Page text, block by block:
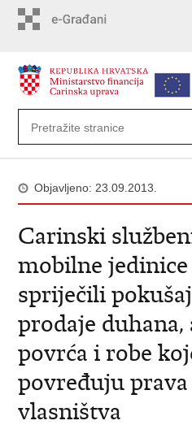
Objavljeno: 23.09.2013.
Carinski
mobilne jedinice
spriječili
prodaje duhana,
povrća i robe
povređuju
vlasništva